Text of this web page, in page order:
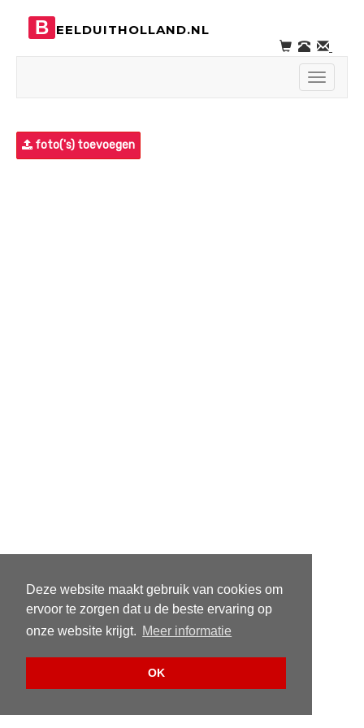
Deze website maakt gebruik van cookies om
ervoor te zorgen dat u de beste ervaring op
onze website krijgt. Meer informatie
OK
B EELDUITHOLLAND.NL
Toggle
foto('s) toevoegen